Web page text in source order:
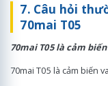
7. Câu hỏi
70mai T05
70mai T05 là cảm
70mai T05 là cảm biến